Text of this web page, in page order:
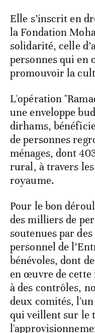
Elle s’inscrit en
la Fondation
solidarité, celle
personnes qui en
promouvoir la
L'opération
une enveloppe
dirhams,
de personnes
ménages, dont
rural, à travers
royaume.
Pour le bon
des milliers de
soutenues par
personnel de
bénévoles, dont
en œuvre de
à des contrôles,
deux comités,
qui veillent sur le